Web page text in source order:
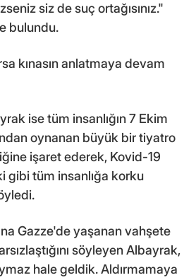
siz de suç ortağısınız."
bulundu.
kınasın anlatmaya devam
ise tüm insanlığın 7 Ekim
oynanan büyük bir tiyatro
işaret ederek, Kovid-19
gibi tüm insanlığa korku
Gazze'de yaşanan vahşete
söyleyen Albayrak,
hale geldik. Aldırmamaya